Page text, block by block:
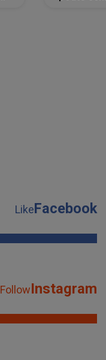
LikeFacebook
FollowInstagram